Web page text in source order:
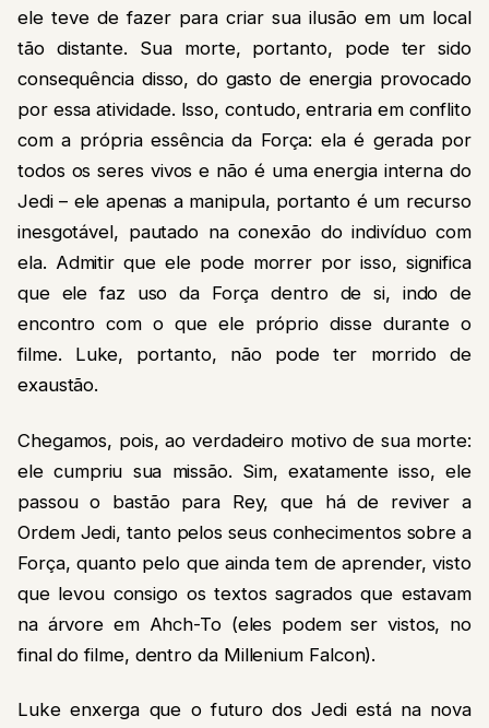
ele teve de fazer para criar sua ilusão em um local
tão distante. Sua morte, portanto, pode ter sido
consequência disso, do gasto de energia provocado
por essa atividade. Isso, contudo, entraria em conflito
com a própria essência da Força: ela é gerada por
todos os seres vivos e não é uma energia interna do
Jedi – ele apenas a manipula, portanto é um recurso
inesgotável, pautado na conexão do indivíduo com
ela. Admitir que ele pode morrer por isso, significa
que ele faz uso da Força dentro de si, indo de
encontro com o que ele próprio disse durante o
filme. Luke, portanto, não pode ter morrido de
exaustão.
Chegamos, pois, ao verdadeiro motivo de sua morte:
ele cumpriu sua missão. Sim, exatamente isso, ele
passou o bastão para Rey, que há de reviver a
Ordem Jedi, tanto pelos seus conhecimentos sobre a
Força, quanto pelo que ainda tem de aprender, visto
que levou consigo os textos sagrados que estavam
na árvore em Ahch-To (eles podem ser vistos, no
final do filme, dentro da Millenium Falcon).
Luke enxerga que o futuro dos Jedi está na nova